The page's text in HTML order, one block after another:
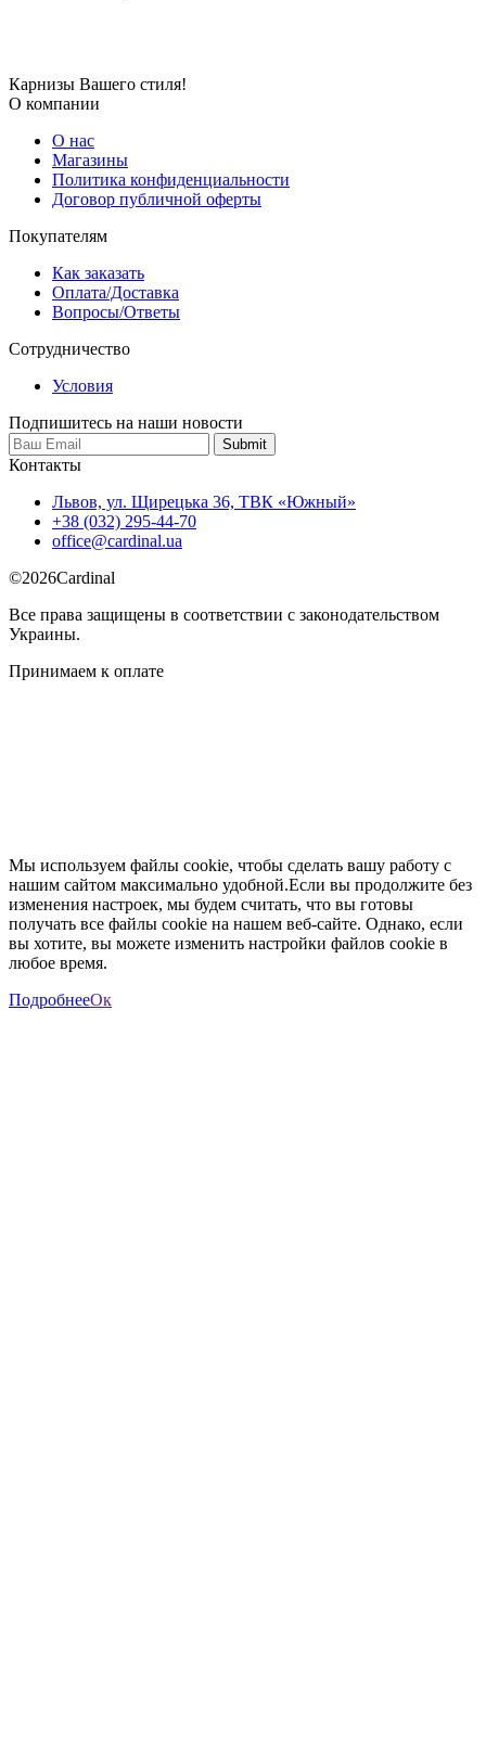
Карнизы Вашего стиля!
О компании
О нас
Магазины
Политика конфиденциальности
Договор публичной оферты
Покупателям
Как заказать
Оплата/Доставка
Вопросы/Ответы
Сотрудничество
Условия
Подпишитесь на наши новости
Контакты
Львов, ул. Щирецька 36, ТВК «Южный»
+38 (032) 295-44-70
office@cardinal.ua
©2026Cardinal
Все права защищены в соответствии с законодательством
Украины.
Принимаем к оплате
Мы используем файлы cookie, чтобы сделать вашу работу с
нашим сайтом максимально удобной.Если вы продолжите без
изменения настроек, мы будем считать, что вы готовы
получать все файлы cookie на нашем веб-сайте. Однако, если
вы хотите, вы можете изменить настройки файлов cookie в
любое время.
ПодробнееОк